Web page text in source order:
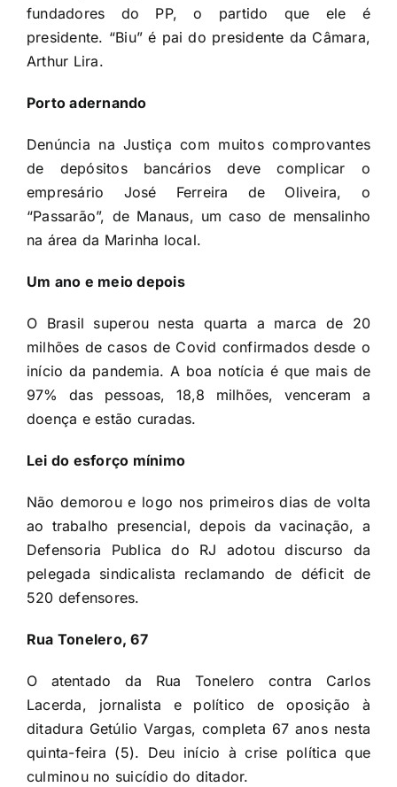
fundadores do PP, o partido que ele é
presidente. “Biu” é pai do presidente da Câmara,
Arthur Lira.
Porto adernando
Denúncia na Justiça com muitos comprovantes
de depósitos bancários deve complicar o
empresário José Ferreira de Oliveira, o
“Passarão”, de Manaus, um caso de mensalinho
na área da Marinha local.
Um ano e meio depois
O Brasil superou nesta quarta a marca de 20
milhões de casos de Covid confirmados desde o
início da pandemia. A boa notícia é que mais de
97% das pessoas, 18,8 milhões, venceram a
doença e estão curadas.
Lei do esforço mínimo
Não demorou e logo nos primeiros dias de volta
ao trabalho presencial, depois da vacinação, a
Defensoria Publica do RJ adotou discurso da
pelegada sindicalista reclamando de déficit de
520 defensores.
Rua Tonelero, 67
O atentado da Rua Tonelero contra Carlos
Lacerda, jornalista e político de oposição à
ditadura Getúlio Vargas, completa 67 anos nesta
quinta-feira (5). Deu início à crise política que
culminou no suicídio do ditador.